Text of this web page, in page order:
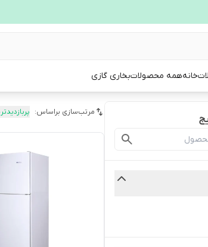
خانههمه محصولاتبخاری گازی
مرتب‌سازی براساس: